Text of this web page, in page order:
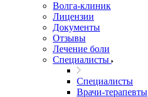
Волга-клиник
Лицензии
Документы
Отзывы
Лечение боли
Специалисты
Специалисты
Врачи-терапевты